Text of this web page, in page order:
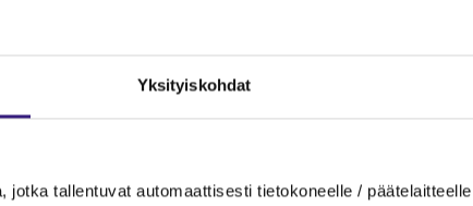
Yksityiskohdat
jotka tallentuvat automaattisesti tietokoneelle /